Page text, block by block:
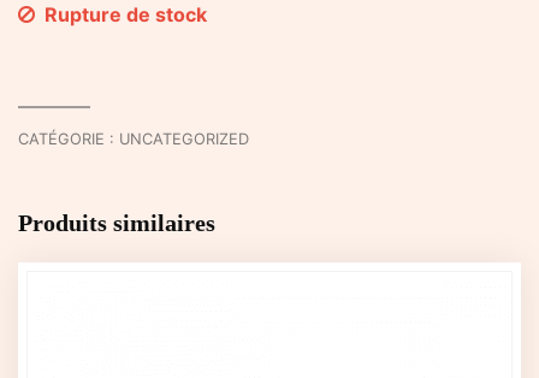
Rupture de stock
CATÉGORIE : UNCATEGORIZED
Produits similaires